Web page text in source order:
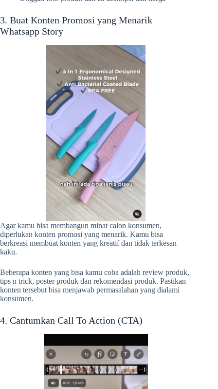
3. Buat Konten Promosi yang Menarik
Whatsapp Story
Agar kamu bisa membangun minat calon konsumen,
diperlukan konten promosi yang menarik. Kamu bisa
berkreasi membuat konten yang kreatif dan tidak terkesan
kaku.
Beberapa konten yang bisa kamu coba adalah review produk,
tips n trick, poster produk dan rekomendasi produk. Pastikan
konten tersebut bisa menjawab permasalahan yang dialami
konsumen.
4. Cantumkan Call To Action (CTA)